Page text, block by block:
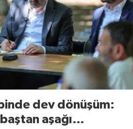
dev dönüşüm:
aşağı